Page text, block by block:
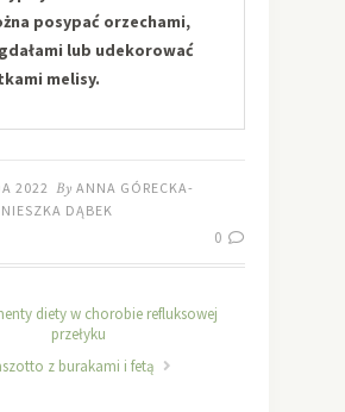
posypać orzechami,
lub udekorować
melisy.
2022 By ANNA GÓRECKA-
DĄBEK
0
diety w chorobie refluksowej
przełyku
z burakami i fetą